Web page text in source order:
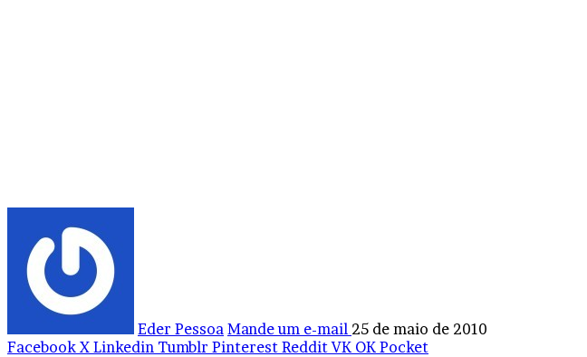
Eder Pessoa Mande um e-mail 25 de maio de 2010
Facebook X Linkedin Tumblr Pinterest Reddit VK OK Pocket